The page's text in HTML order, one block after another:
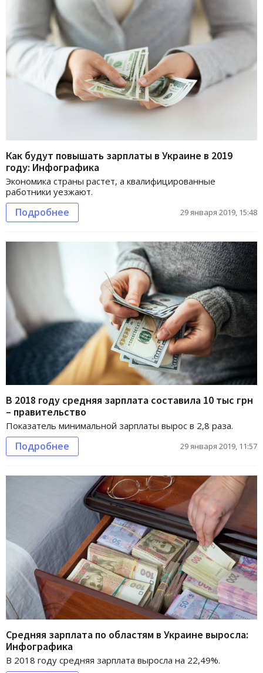
Как будут повышать зарплаты в Украине в 2019
году: Инфографика
Экономика страны растет, а квалифицированные
работники уезжают.
Подробнее 29 января 2019, 15:48
В 2018 году средняя зарплата составила 10 тыс грн
– правительство
Показатель минимальной зарплаты вырос в 2,8 раза.
Подробнее 29 января 2019, 11:57
Средняя зарплата по областям в Украине выросла:
Инфографика
В 2018 году средняя зарплата выросла на 22,49%.